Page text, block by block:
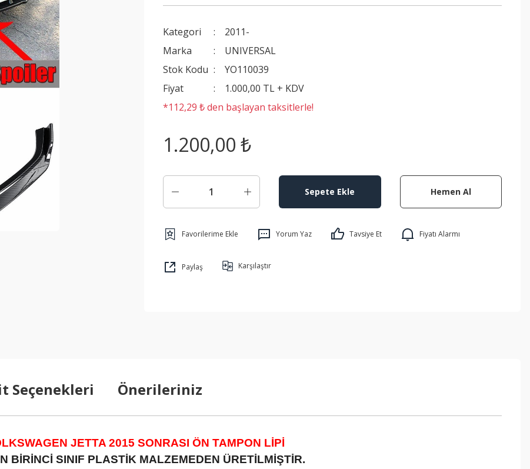
Kategori
2011-
Marka
UNIVERSAL
Stok Kodu
YO110039
Fiyat
1.000,00 TL + KDV
*112,29 ₺ den başlayan taksitlerle!
1.200,00 ₺
Sepete Ekle Hemen Al
Yorum Yaz Tavsiye Et Fiyatı Alarmı
Paylaş Karşılaştır
Seçenekleri Önerileriniz
JETTA 2015 SONRASI ÖN TAMPON LİPİ
BİRİNCİ SINIF PLASTİK MALZEMEDEN ÜRETİLMİŞTİR.